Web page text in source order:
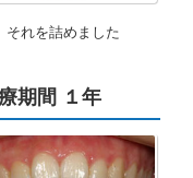
それを詰めました
期間 １年